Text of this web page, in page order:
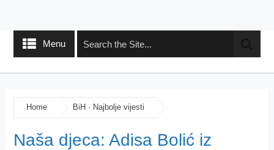
Menu
Home BiH · Najbolje vijesti
Naša djeca: Adisa Bolić iz